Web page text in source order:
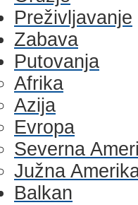
Preživljavanje
Zabava
Putovanja
Afrika
Azija
Evropa
Severna
Južna
Balkan